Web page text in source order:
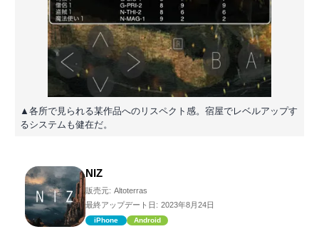
▲各所で見られる某作品へのリスペクト感。宿屋でレベルアップす
るシステムも健在だ。
NIZ
販売元: Altoterras
最終アップデート日: 2023年8月24日
iPhone Android